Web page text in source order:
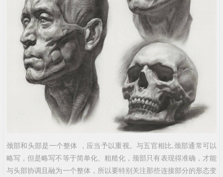
颈部和头部是一个整体 ，应当予以重视。与五官相比,颈部通常可以
略写，但是略写不等于简单化、粗糙化，颈部只有表现得准确，才能
与头部协调且融为一个整体，所以要特别关注那些连接部分的形态变